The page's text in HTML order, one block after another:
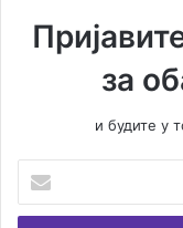
за
и будите у
е